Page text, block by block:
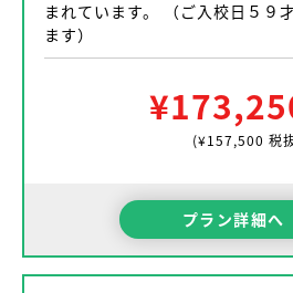
まれています。 （ご入校日５９
ます）
(¥157,500 税
プラン詳細へ